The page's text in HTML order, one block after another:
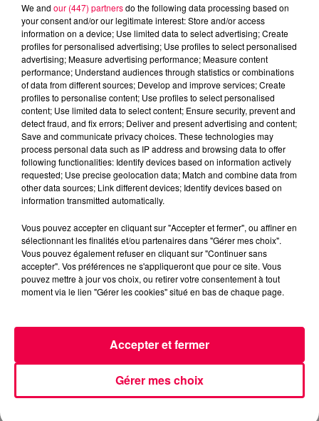
Jeu de l'anniversaire
Anniversaire
Club Magnum
Magnum la Radio
Magnum
radio
Vosges
Meurthe et Moselle
Haute Marne
Alsace
Meuse Grand Est
Fred
à 09h35 dans Club Magnum
0:00 2 min 54 sec
3 juillet 2026 - 2 min 54 sec
(CLUB MAGNUM) LE JEU DE L'ANNIVERSAIRE
DU VENDREDI 03 JUILLET
We and our (447) partnersdo the following data processing based on
your consent and/or our legitimate interest: Store and/or access
information on a device; Use limited data to select advertising; Create
profiles for personalised advertising; Use profiles to select personalised
advertising; Measure advertising performance; Measure content
performance; Understand audiences through statistics or combinations
of data from different sources; Develop and improve services; Create
profiles to personalise content; Use profiles to select personalised
content; Use limited data to select content; Ensure security, prevent and
detect fraud, and fix errors; Deliver and present advertising and content;
Save and communicate privacy choices. These technologies may
process personal data such as IP address and browsing data to offer
following functionalities: Identify devices based on information actively
requested; Use precise geolocation data; Match and combine data from
other data sources; Link different devices; Identify devices based on
information transmitted automatically.
Vous pouvez accepter en cliquant sur "Accepter et fermer", ou affiner en
sélectionnant les finalités et/ou partenaires dans "Gérer mes choix".
Vous pouvez également refuser en cliquant sur "Continuer sans
accepter". Vos préférences ne s'appliqueront que pour ce site. Vous
pouvez mettre à jour vos choix, ou retirer votre consentement à tout
moment via le lien "Gérer les cookies" situé en bas de chaque page.
Gérer mes choix
Accepter et fermer